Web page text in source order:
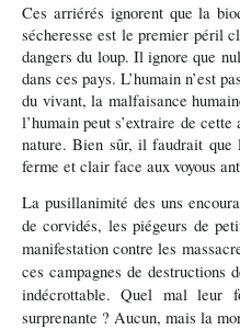
Ces arriérés ignorent que la
sécheresse est le premier péril
dangers du loup. Il ignore que
dans ces pays. L’humain n’est
du vivant, la malfaisance
l’humain peut s’extraire de
nature. Bien sûr, il faudrait que
ferme et clair face aux voyous
La pusillanimité des uns
de corvidés, les piégeurs de
manifestation contre les
ces campagnes de destructions
indécrottable. Quel mal leur
surprenante ? Aucun, mais la